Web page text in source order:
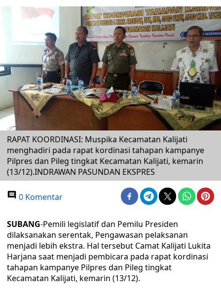
RAPAT KOORDINASI: Muspika Kecamatan Kalijati
menghadiri pada rapat kordinasi tahapan kampanye
Pilpres dan Pileg tingkat Kecamatan Kalijati, kemarin
(13/12).INDRAWAN PASUNDAN EKSPRES
0 Komentar
SUBANG-Pemili legislatif dan Pemilu Presiden
dilaksanakan serentak, Pengawasan pelaksanan
menjadi lebih ekstra. Hal tersebut Camat Kalijati Lukita
Harjana saat menjadi pembicara pada rapat kordinasi
tahapan kampanye Pilpres dan Pileg tingkat
Kecamatan Kalijati, kemarin (13/12).